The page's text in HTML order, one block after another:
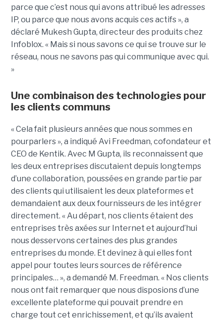
parce que c’est nous qui avons attribué les adresses
IP, ou parce que nous avons acquis ces actifs », a
déclaré Mukesh Gupta, directeur des produits chez
Infoblox. « Mais si nous savons ce qui se trouve sur le
réseau, nous ne savons pas qui communique avec qui.
»
Une combinaison des technologies pour
les clients communs
« Cela fait plusieurs années que nous sommes en
pourparlers », a indiqué Avi Freedman, cofondateur et
CEO de Kentik. Avec M Gupta, ils reconnaissent que
les deux entreprises discutaient depuis longtemps
d’une collaboration, poussées en grande partie par
des clients qui utilisaient les deux plateformes et
demandaient aux deux fournisseurs de les intégrer
directement. « Au départ, nos clients étaient des
entreprises très axées sur Internet et aujourd’hui
nous desservons certaines des plus grandes
entreprises du monde. Et devinez à qui elles font
appel pour toutes leurs sources de référence
principales… », a demandé M. Freedman. « Nos clients
nous ont fait remarquer que nous disposions d’une
excellente plateforme qui pouvait prendre en
charge tout cet enrichissement, et qu’ils avaient